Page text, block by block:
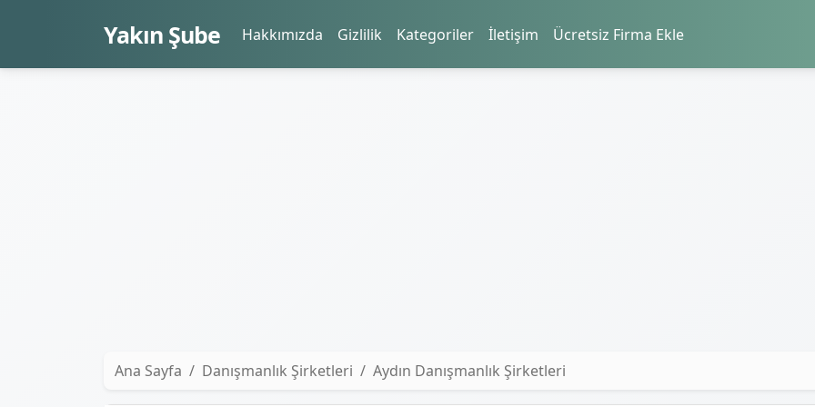
Yakın Şube Hakkımızda Gizlilik Kategoriler İletişim Ücretsiz Firma Ekle
Ana Sayfa
Danışmanlık Şirketleri Aydın Danışmanlık Şirketleri